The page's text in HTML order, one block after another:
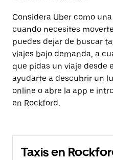
Considera Uber como
cuando necesites
puedes dejar de buscar
viajes bajo demanda, a
que pidas un viaje desde
ayudarte a descubrir un
online o abre la app e
en Rockford.
Taxis en